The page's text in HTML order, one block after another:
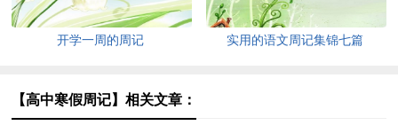
开学一周的周记 实用的语文周记集锦七篇
【高中寒假周记】相关文章：